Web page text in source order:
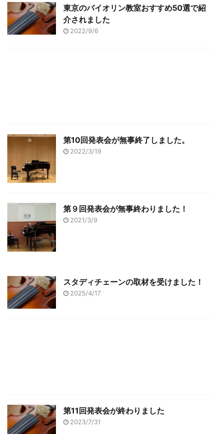
東京のバイオリン教室おすすめ50選で紹
介されました
2022/9/6
第10回発表会が無事終了しました。
2022/3/19
第９回発表会が無事終わりました！
2021/3/9
スタディチェーンの取材を受けました！
2025/4/17
第11回発表会が終わりました
2023/7/31